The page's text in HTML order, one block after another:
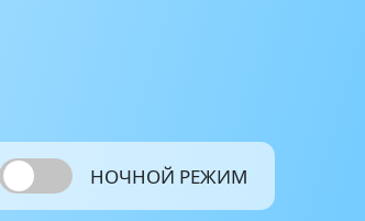
НОЧНОЙ РЕЖИМ